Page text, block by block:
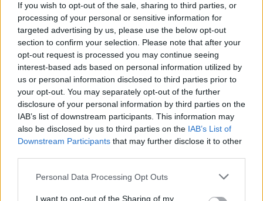
If you wish to opt-out of the sale, sharing to third parties, or
processing of your personal or sensitive information for
targeted advertising by us, please use the below opt-out
section to confirm your selection. Please note that after your
opt-out request is processed you may continue seeing
interest-based ads based on personal information utilized by
us or personal information disclosed to third parties prior to
your opt-out. You may separately opt-out of the further
disclosure of your personal information by third parties on the
IAB’s list of downstream participants. This information may
also be disclosed by us to third parties on the IAB’s List of
Downstream Participants that may further disclose it to other
Personal Data Processing Opt Outs
I want to opt-out of the Sharing of my
15 slonů, k němuž došlo v
uplynulém měsíci v národním
parku Amboseli. V minulosti se
v této východoafrické zemi
opakovaně objevily případy otrav slonů, které souvisely s
pytláctvím, uvedla agentura AP.
Soud v Plzni dal pokutu a zákaz funkcí za legalizaci
cesty u Klínovce
29.7.2026 15:51 (ČTK)
Pokutu 73 000 korun a zákaz
výkonu funkcí spojených s
veřejné správě na jeden rok
vyměřil v odvolacím řízení Krajský soud v Plzni vedoucí stavebního
úřadu v Jáchymově na Karlovarsku Anně Punčochářové. Napsal to